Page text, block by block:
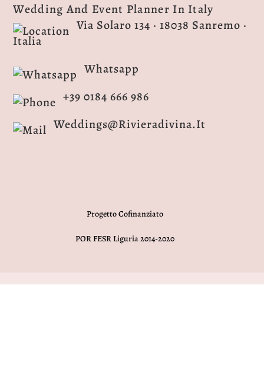
Wedding And Event Planner In Italy
Via Solaro 134 · 18038 Sanremo ·
Italia
Whatsapp
+39 0184 666 986
Weddings@rivieradivina.it
Progetto Cofinanziato
POR FESR Liguria 2014-2020